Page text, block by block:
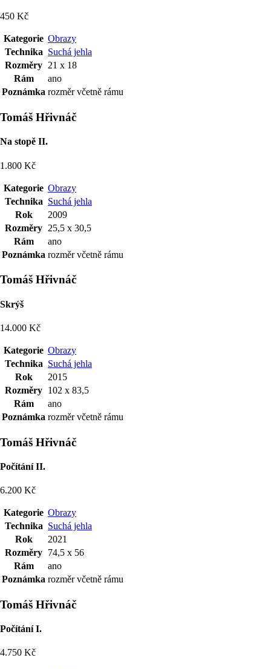
450 Kč
Kategorie Obrazy
Technika Suchá jehla
Rozměry 21 x 18
Rám
ano
Poznámka rozměr včetně rámu
Tomáš Hřivnáč
Na stopě II.
1.800 Kč
Kategorie Obrazy
Technika Suchá jehla
Rok
2009
Rozměry 25,5 x 30,5
Rám
ano
Poznámka rozměr včetně rámu
Tomáš Hřivnáč
Skrýš
14.000 Kč
Kategorie Obrazy
Technika Suchá jehla
Rok
2015
Rozměry 102 x 83,5
Rám
ano
Poznámka rozměr včetně rámu
Tomáš Hřivnáč
Počítání II.
6.200 Kč
Kategorie Obrazy
Technika Suchá jehla
Rok
2021
Rozměry 74,5 x 56
Rám
ano
Poznámka rozměr včetně rámu
Tomáš Hřivnáč
Počítání I.
4.750 Kč